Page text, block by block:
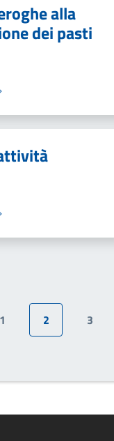
alla
dei pasti
Pagina
1
Pagina attuale
2
Pagina
3